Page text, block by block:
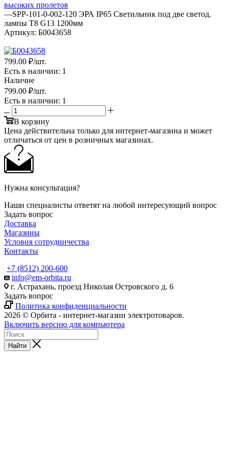
высоких пролетов
—SPP-101-0-002-120 ЭРА IP65 Светильник под две светод.
лампы T8 G13 1200мм
Артикул: Б0043658
799.00 ₽/шт.
Есть в наличии: 1
Наличие
799.00 ₽/шт.
Есть в наличии: 1
В корзину
Цена действительна только для интернет-магазина и может
отличаться от цен в розничных магазинах.
Нужна консультация?
Наши специалисты ответят на любой интересующий вопрос
Задать вопрос
Доставка
Магазины
Условия сотрудничества
Контакты
+7 (8512) 200-600
info@em-orbita.ru
г. Астрахань, проезд Николая Островского д. 6
Задать вопрос
Политика конфиденциальности
2026 © Орбита - интернет-магазин электротоваров.
Включить версию для компьютера
Найти